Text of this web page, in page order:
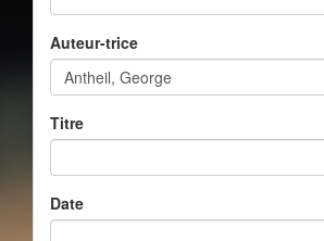
Auteur-trice
Titre
Date